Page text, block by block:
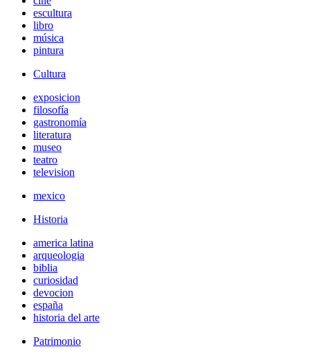
escultura
libro
música
pintura
Cultura
exposicion
filosofía
gastronomía
literatura
museo
teatro
television
mexico
Historia
america latina
arqueologia
biblia
curiosidad
devocion
españa
historia del arte
Patrimonio